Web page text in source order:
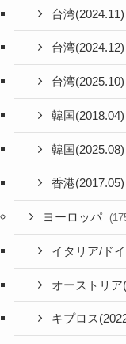
台湾(2024.11)
台湾(2024.12)
台湾(2025.10)
韓国(2018.04)
韓国(2025.08)
香港(2017.05)
ヨーロッパ
イタリア/ド
オーストリア
キプロス